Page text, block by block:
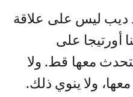
ديب ليس على علاقة
أورتيجا على
يتحدث معها قط. ولا
ولا ينوي ذلك.